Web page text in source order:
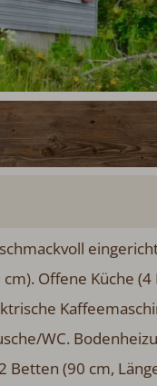
eingerichtet:
Küche (4
Kapseln für
200 cm).